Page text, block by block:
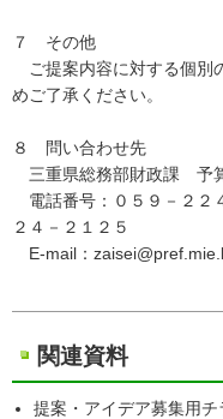
７ その他
ご提案内容に対する個別
めご了承ください。
８ 問い合わせ先
三重県総務部財政課 予
電話番号：０５９－２２
２４－２１２５
E-mail：
関連資料
提案・アイデア募集用チ